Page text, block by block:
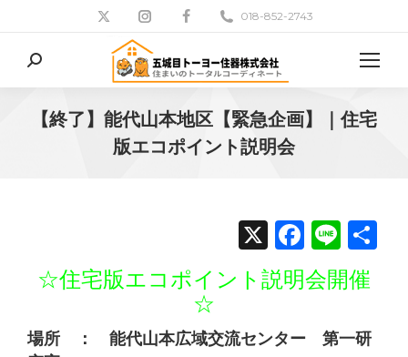
018-852-2743
検
索:
【終了】能代山本地区【緊急企画】｜住宅
版エコポイント説明会
X Line
☆住宅版エコポイント説明会開催
☆
場所 ： 能代山本広域交流センター 第一研